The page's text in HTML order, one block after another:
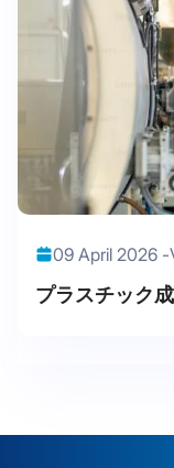
09 April 2026 -
プラスチック